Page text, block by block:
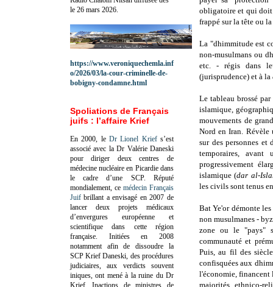
obligatoire et qui
frappé sur la tête ou
La "dhimmitude est
non-musulmans ou
etc. - régis dans
(jurisprudence) et à la
Le tableau brossé
islamique,
mouvements de
Nord en Iran. Révèle
sur des personnes et
temporaires,
progressivement
islamique (dar al-
les civils sont tenus
Bat Ye'or démonte
non musulmanes -
zone ou le "pays"
communauté et
Puis, au fil des
confisquées aux
l'économie,
majorités ethnico-
le 26 mars 2026.
https://www.veroniquechemla.inf
o/2026/03/la-cour-criminelle-de-
bobigny-condamne.html
Spoliations de Français
juifs : l’affaire Krief
En 2000, le Dr Lionel Kriefs’est
associé avec la Dr Valérie Daneski
pour diriger deux centres de
médecine nucléaire en Picardie dans
le cadre d’une SCP. Réputé
mondialement, ce médecin Français
Juif brillant a envisagé en 2007 de
lancer deux projets médicaux
d’envergures européenne et
scientifique dans cette région
française. Initiées en 2008
notamment afin de dissoudre la
SCP Krief Daneski, des procédures
judiciaires, aux verdicts souvent
iniques, ont mené à la ruine du Dr
Krief.Inactions de ministres de